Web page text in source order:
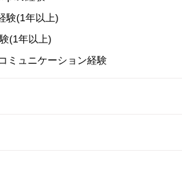
験(1年以上)
(1年以上)
ミュニケーション経験